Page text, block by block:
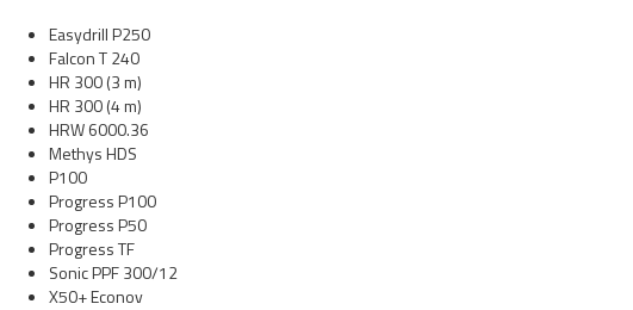
Easydrill P250
Falcon T 240
HR 300 (3 m)
HR 300 (4 m)
HRW 6000.36
Methys HDS
P100
Progress P100
Progress P50
Progress TF
Sonic PPF 300/12
X50+ Econov